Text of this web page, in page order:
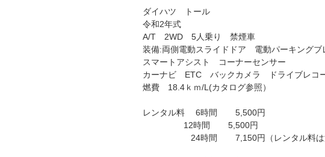
ダイハツ トール
令和2年式
A/T 2WD 5人乗り 禁煙車
装備:両側電動スライドドア 電動パーキング
スマートアシスト コーナーセンサー
カーナビ ETC バックカメラ ドライブレコ
燃費 18.4ｋｍ/L(カタログ参照）
レンタル料 6時間 5,500円
12時間 5,500円
24時間 7,150円（レンタル料は